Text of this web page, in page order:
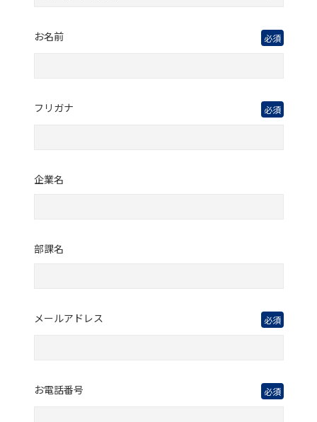
お名前 必須
フリガナ 必須
企業名
部課名
メールアドレス 必須
お電話番号 必須